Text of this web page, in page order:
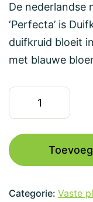
De nederlandse
‘Perfecta’ is
duifkruid bloeit
met blauwe
Scabiosa
caucasica
aantal
Categorie: Vaste